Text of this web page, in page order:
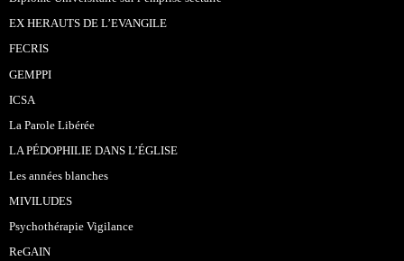
EX HERAUTS DE L’EVANGILE
FECRIS
GEMPPI
ICSA
La Parole Libérée
LA PÉDOPHILIE DANS L’ÉGLISE
Les années blanches
MIVILUDES
Psychothérapie Vigilance
ReGAIN